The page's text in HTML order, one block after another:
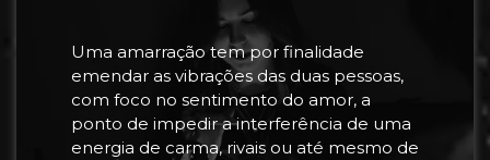
Uma amarração tem por finalidade
emendar as vibrações das duas pessoas,
com foco no sentimento do amor, a
ponto de impedir a interferência de uma
energia de carma, rivais ou até mesmo de